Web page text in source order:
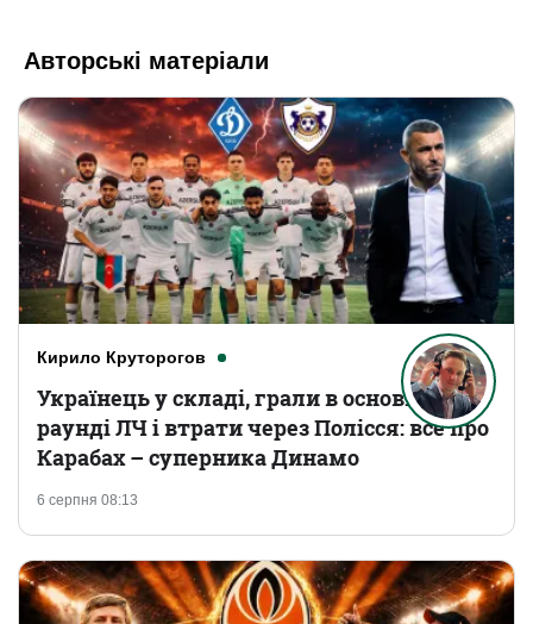
Авторські матеріали
Кирило Круторогов
6 серпня 08:13
Українець у складі, грали в основному
раунді ЛЧ і втрати через Полісся: все про
Карабах – суперника Динамо